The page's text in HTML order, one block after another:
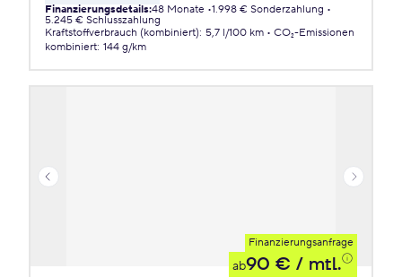
Finanzierungsdetails:48 Monate 1.998 € Sonderzahlung
5.245 € Schlusszahlung
Kraftstoffverbrauch (kombiniert): 5,7 l/100 km
CO₂-Emissionen
kombiniert: 144 g/km
Finanzierungsanfrage
ab90 € / mtl.